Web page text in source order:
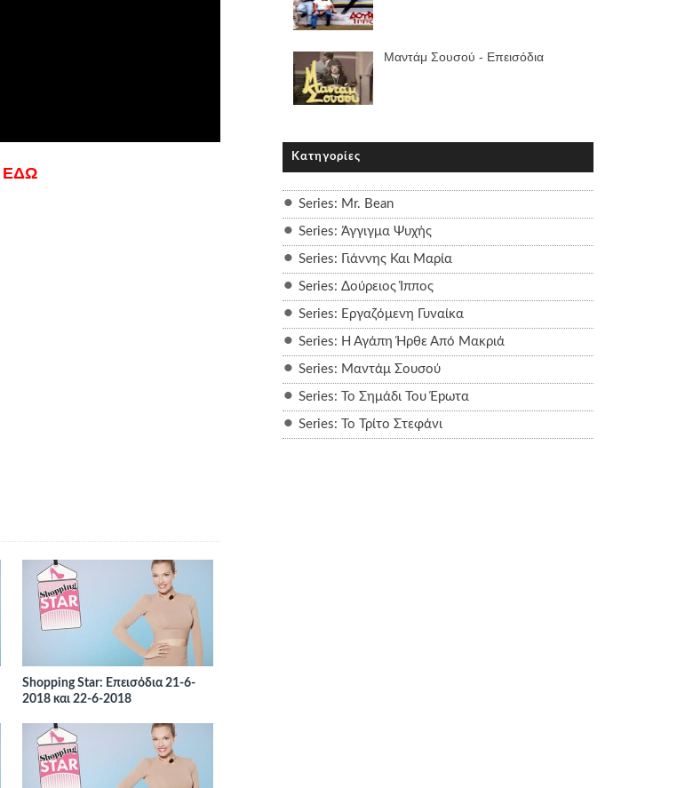
ΕΔΩ
Shopping Star: Επεισόδια 21-6-
2018 και 22-6-2018
Μαντάμ Σουσού - Επεισόδια
Κατηγορίες
Series: Mr. Bean
Series: Άγγιγμα Ψυχής
Series: Γιάννης Και Μαρία
Series: Δούρειος Ίππος
Series: Εργαζόμενη Γυναίκα
Series: Η Αγάπη Ήρθε Από Μακριά
Series: Μαντάμ Σουσού
Series: Το Σημάδι Του Έpωτα
Series: Το Τρίτο Στεφάνι